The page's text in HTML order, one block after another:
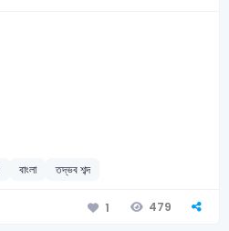
বাংলা তদ্ভব শব্দ
1 479